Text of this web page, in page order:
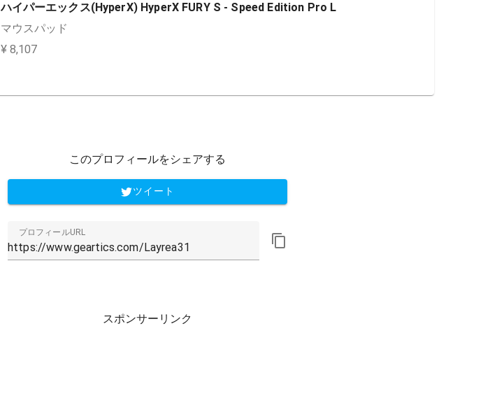
ハイパーエックス(HyperX) HyperX FURY S - Speed Edition Pro L
マウスパッド
¥ 8,107
このプロフィールをシェアする
ツイート
プロフィールURL
スポンサーリンク